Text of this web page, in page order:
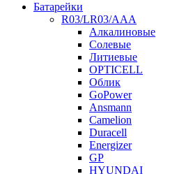
Батарейки
R03/LR03/AAA
Алкалиновые
Солевые
Литиевые
OPTICELL
Облик
GoPower
Ansmann
Camelion
Duracell
Energizer
GP
HYUNDAI